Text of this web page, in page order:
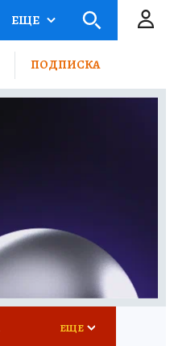
ЕЩЕ
ПОДПИСКА
ЕЩЕ